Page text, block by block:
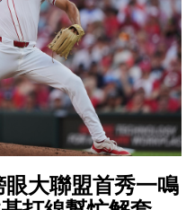
眼大聯盟首秀一鳴